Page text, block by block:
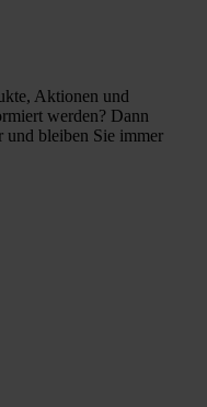
Aktionen und
werden? Dann
und bleiben Sie immer